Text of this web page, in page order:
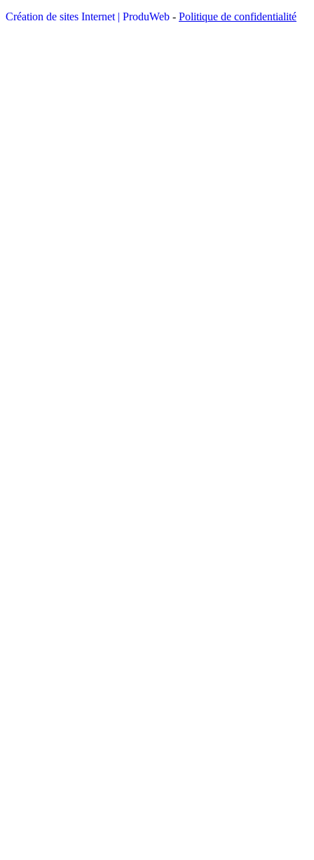
Création de sites Internet | ProduWeb - Politique de confidentialité